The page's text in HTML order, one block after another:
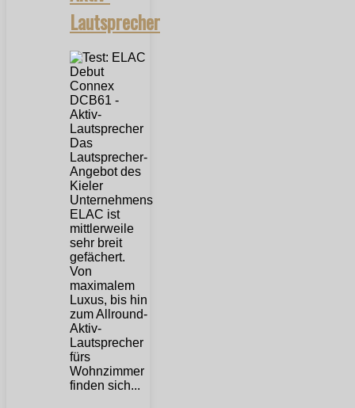
Lautsprecher
Das
Lautsprecher-
Angebot des
Kieler
Unternehmens
ELAC ist
mittlerweile
sehr breit
gefächert.
Von
maximalem
Luxus, bis hin
zum Allround-
Aktiv-
Lautsprecher
fürs
Wohnzimmer
finden sich...